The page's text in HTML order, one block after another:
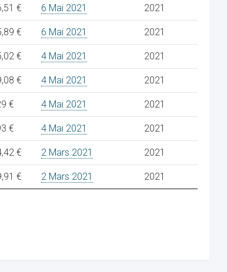
€ 6 Mai 2021 2021
€ 6 Mai 2021 2021
€ 4 Mai 2021 2021
€ 4 Mai 2021 2021
€ 4 Mai 2021 2021
€ 4 Mai 2021 2021
€ 2 Mars 2021 2021
€ 2 Mars 2021 2021